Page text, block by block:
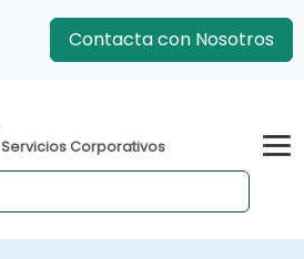
Contacta con Nosotros
Servicios Corporativos